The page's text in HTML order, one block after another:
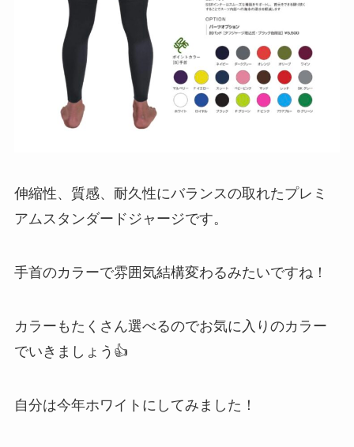
伸縮性、質感、耐久性にバランスの取れたプレミ
アムスタンダードジャージです。
手首のカラーで雰囲気結構変わるみたいですね！
カラーもたくさん選べるのでお気に入りのカラー
でいきましょう👍
自分は今年ホワイトにしてみました！